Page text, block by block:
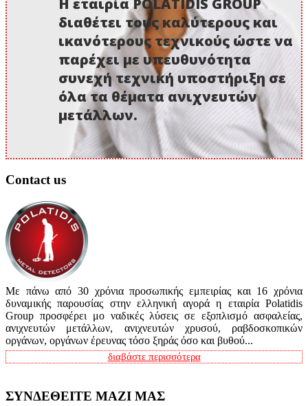
Η εταιρία POLATIDIS GROUP
διαθέτει τους καλύτερους και
ικανότερους τεχνικούς ώστε να
παρέχει με υπευθυνότητα
συνεχή τεχνική υποστήριξη σε
όλα τα θέματα ανιχνευτών
μετάλλων.
Contact us
Με πάνω από 30 χρόνια προσωπικής εμπειρίας και 16 χρόνια
δυναμικής παρουσίας στην ελληνική αγορά η εταιρία Polatidis
Group προσφέρει μο ναδικές λύσεις σε εξοπλισμό ασφαλείας,
ανιχνευτών μετάλλων, ανιχνευτών χρυσού, ραβδοσκοπικών
οργάνων, οργάνων έρευνας τόσο ξηράς όσο και βυθού...
διαβάστε περισσότερα
ΣΥΝΔΕΘΕΙΤΕ ΜΑΖΙ ΜΑΣ